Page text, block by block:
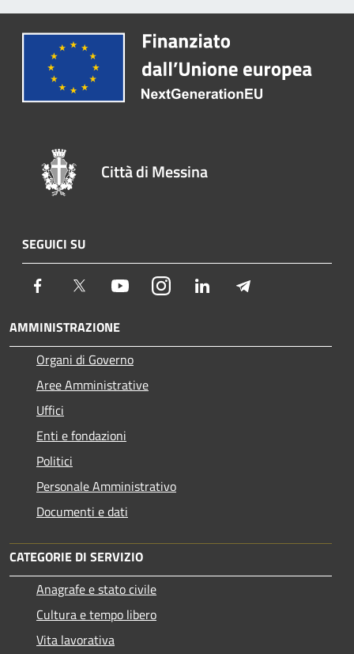
Città di Messina
SEGUICI SU
Facebook Twitter YoutubeInstagram LinkedIn
AMMINISTRAZIONE
Organi di Governo
Aree Amministrative
Uffici
Enti e fondazioni
Politici
Personale Amministrativo
Documenti e dati
CATEGORIE DI SERVIZIO
Anagrafe e stato civile
Cultura e tempo libero
Vita lavorativa